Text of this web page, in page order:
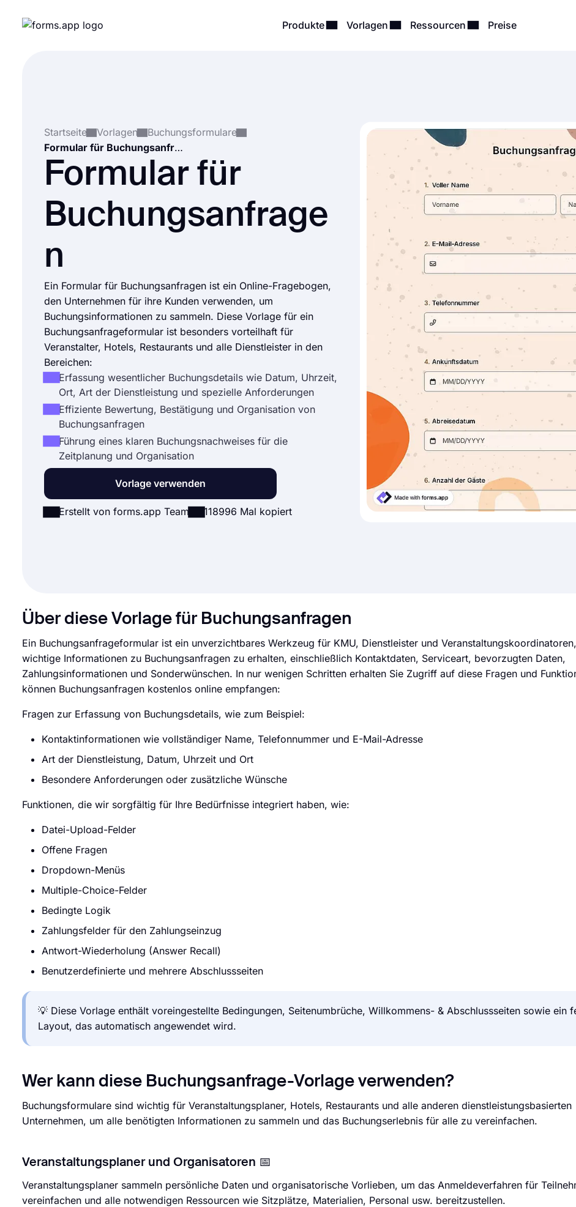
Produkte Vorlagen Ressourcen Preise
Startseite Vorlagen
Buchungsformulare
Formular für Buchungsanfragen
Formular für
Buchungsanfrage
n
Ein Formular für Buchungsanfragen ist ein Online-Fragebogen,
den Unternehmen für ihre Kunden verwenden, um
Buchungsinformationen zu sammeln. Diese Vorlage für ein
Buchungsanfrageformular ist besonders vorteilhaft für
Veranstalter, Hotels, Restaurants und alle Dienstleister in den
Bereichen:
Erfassung wesentlicher Buchungsdetails wie Datum, Uhrzeit,
Ort, Art der Dienstleistung und spezielle Anforderungen
Effiziente Bewertung, Bestätigung und Organisation von
Buchungsanfragen
Führung eines klaren Buchungsnachweises für die
Zeitplanung und Organisation
Vorlage verwenden
Erstellt von forms.app Team 118996 Mal kopiert
Über diese Vorlage für Buchungsanfragen
Ein Buchungsanfrageformular ist ein unverzichtbares Werkzeug für KMU, Dienstleister und
wichtige Informationen zu Buchungsanfragen zu erhalten, einschließlich Kontaktdaten, Serviceart, bevorzugten Daten,
Zahlungsinformationen und Sonderwünschen. In nur wenigen Schritten erhalten Sie Zugriff auf diese Fragen und
können Buchungsanfragen kostenlos online empfangen:
Fragen zur Erfassung von Buchungsdetails, wie zum Beispiel:
Kontaktinformationen wie vollständiger Name, Telefonnummer und E-Mail-Adresse
Art der Dienstleistung, Datum, Uhrzeit und Ort
Besondere Anforderungen oder zusätzliche Wünsche
Funktionen, die wir sorgfältig für Ihre Bedürfnisse integriert haben, wie:
Datei-Upload-Felder
Offene Fragen
Dropdown-Menüs
Multiple-Choice-Felder
Bedingte Logik
Zahlungsfelder für den Zahlungseinzug
Antwort-Wiederholung (Answer Recall)
Benutzerdefinierte und mehrere Abschlussseiten
💡 Diese Vorlage enthält voreingestellte Bedingungen, Seitenumbrüche, Willkommens- & Abschlussseiten sowie ein
Layout, das automatisch angewendet wird.
Wer kann diese Buchungsanfrage-Vorlage verwenden?
Buchungsformulare sind wichtig für Veranstaltungsplaner, Hotels, Restaurants und alle anderen dienstleistungsbasierten
Unternehmen, um alle benötigten Informationen zu sammeln und das Buchungserlebnis für alle zu vereinfachen.
Veranstaltungsplaner und Organisatoren 📅
Veranstaltungsplaner sammeln persönliche Daten und organisatorische Vorlieben, um das Anmeldeverfahren für
vereinfachen und alle notwendigen Ressourcen wie Sitzplätze, Materialien, Personal usw. bereitzustellen.